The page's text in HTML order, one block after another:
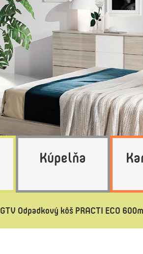
Kúpelňa
GTV Odpadkový kôš PRACTI ECO